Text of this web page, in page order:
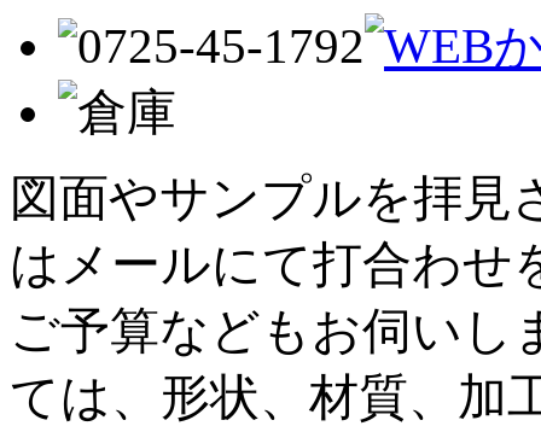
図面やサンプルを拝見
はメールにて打合わせ
ご予算などもお伺いし
ては、形状、材質、加